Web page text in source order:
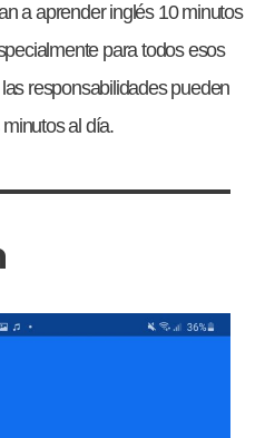
a aprender inglés 10 minutos
para todos esos
responsabilidades pueden
al día.